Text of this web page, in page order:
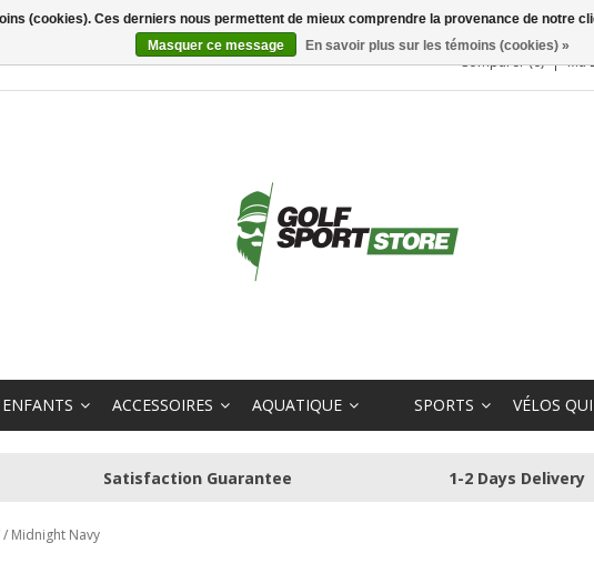
Comparer (0) Ma
ENFANTS ACCESSOIRES AQUATIQUE SPORTS VÉLOS
Satisfaction Guarantee 1-2 Days Delivery
Midnight Navy
(cookies). Ces derniers nous permettent de mieux comprendre la provenance de notre
Masquer ce message
En savoir plus sur les témoins (cookies) »